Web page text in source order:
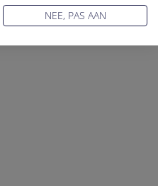
NEE, PAS AAN